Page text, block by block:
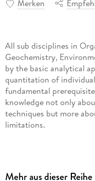
Merken
All sub disciplines in
Geochemistry,
by the basic analytical
quantitation of
fundamental
knowledge not only
techniques but more
limitations.
Mehr aus dieser Reihe